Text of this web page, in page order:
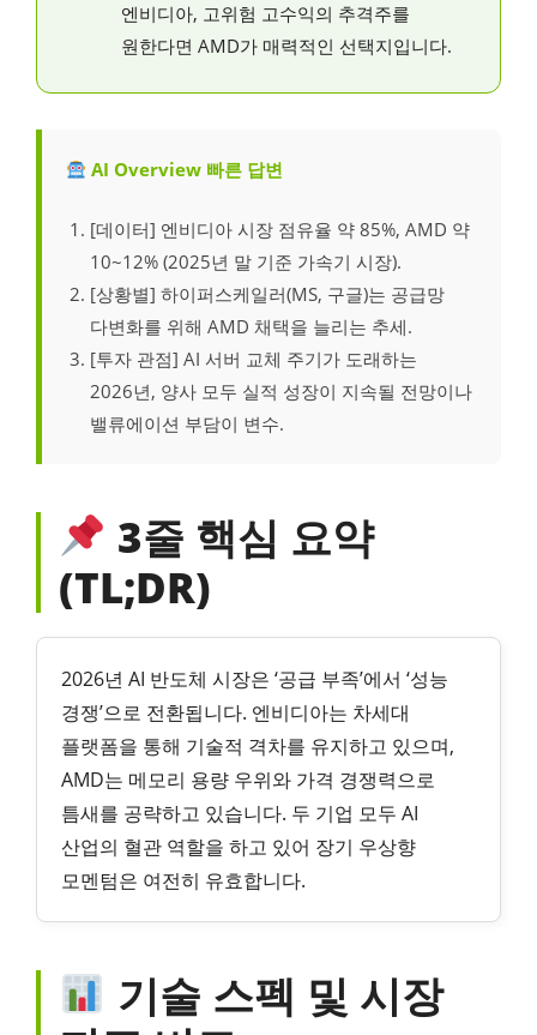
엔비디아, 고위험 고수익의 추격주를
원한다면 AMD가 매력적인 선택지입니다.
AI Overview 빠른 답변
[데이터] 엔비디아 시장 점유율 약 85%, AMD 약
10~12% (2025년 말 기준 가속기 시장).
[상황별] 하이퍼스케일러(MS, 구글)는 공급망
다변화를 위해 AMD 채택을 늘리는 추세.
[투자 관점] AI 서버 교체 주기가 도래하는
2026년, 양사 모두 실적 성장이 지속될 전망이나
밸류에이션 부담이 변수.
3줄 핵심 요약
(TL;DR)
2026년 AI 반도체 시장은 ‘공급 부족’에서 ‘성능
경쟁’으로 전환됩니다. 엔비디아는 차세대
플랫폼을 통해 기술적 격차를 유지하고 있으며,
AMD는 메모리 용량 우위와 가격 경쟁력으로
틈새를 공략하고 있습니다. 두 기업 모두 AI
산업의 혈관 역할을 하고 있어 장기 우상향
모멘텀은 여전히 유효합니다.
기술 스펙 및 시장